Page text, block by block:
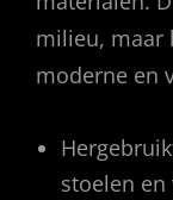
milieu, maar
moderne en
stoelen en